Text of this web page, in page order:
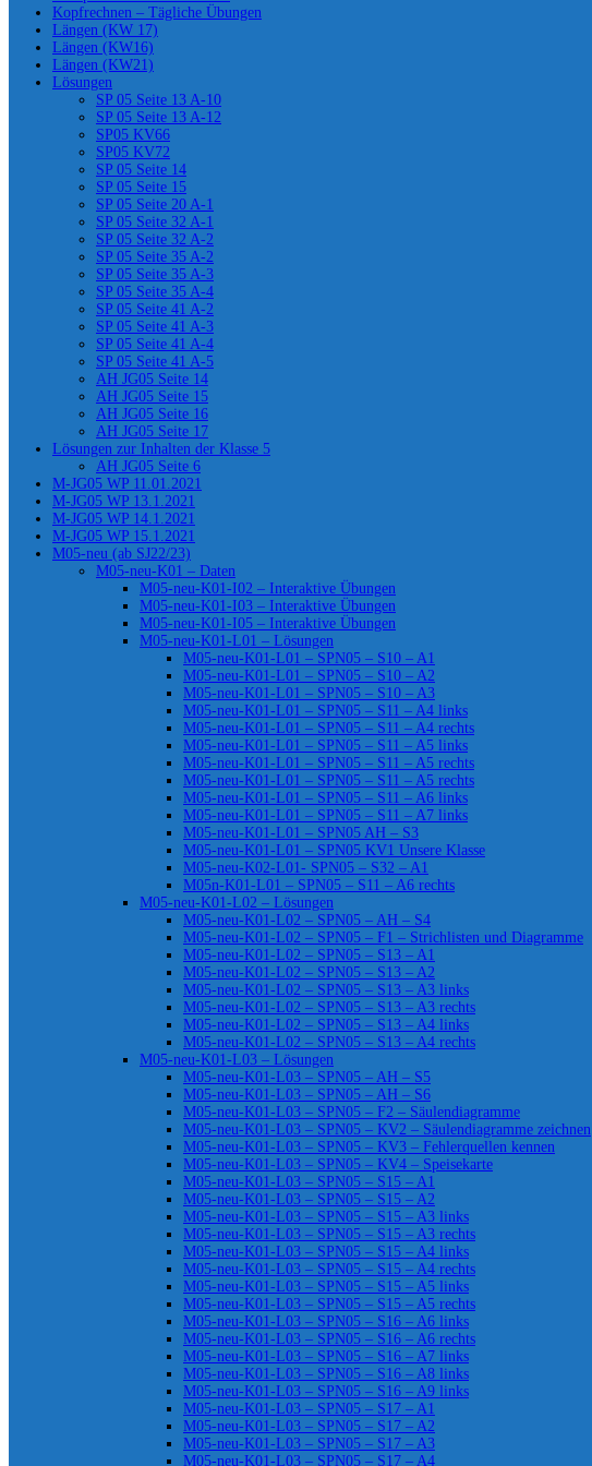
Kopfrechnen – Tägliche Übungen
Längen (KW 17)
Längen (KW16)
Längen (KW21)
Lösungen
SP 05 Seite 13 A-10
SP 05 Seite 13 A-12
SP05 KV66
SP05 KV72
SP 05 Seite 14
SP 05 Seite 15
SP 05 Seite 20 A-1
SP 05 Seite 32 A-1
SP 05 Seite 32 A-2
SP 05 Seite 35 A-2
SP 05 Seite 35 A-3
SP 05 Seite 35 A-4
SP 05 Seite 41 A-2
SP 05 Seite 41 A-3
SP 05 Seite 41 A-4
SP 05 Seite 41 A-5
AH JG05 Seite 14
AH JG05 Seite 15
AH JG05 Seite 16
AH JG05 Seite 17
Lösungen zur Inhalten der Klasse 5
AH JG05 Seite 6
M-JG05 WP 11.01.2021
M-JG05 WP 13.1.2021
M-JG05 WP 14.1.2021
M-JG05 WP 15.1.2021
M05-neu (ab SJ22/23)
M05-neu-K01 – Daten
M05-neu-K01-I02 – Interaktive Übungen
M05-neu-K01-I03 – Interaktive Übungen
M05-neu-K01-I05 – Interaktive Übungen
M05-neu-K01-L01 – Lösungen
M05-neu-K01-L01 – SPN05 – S10 – A1
M05-neu-K01-L01 – SPN05 – S10 – A2
M05-neu-K01-L01 – SPN05 – S10 – A3
M05-neu-K01-L01 – SPN05 – S11 – A4 links
M05-neu-K01-L01 – SPN05 – S11 – A4 rechts
M05-neu-K01-L01 – SPN05 – S11 – A5 links
M05-neu-K01-L01 – SPN05 – S11 – A5 rechts
M05-neu-K01-L01 – SPN05 – S11 – A5 rechts
M05-neu-K01-L01 – SPN05 – S11 – A6 links
M05-neu-K01-L01 – SPN05 – S11 – A7 links
M05-neu-K01-L01 – SPN05 AH – S3
M05-neu-K01-L01 – SPN05 KV1 Unsere Klasse
M05-neu-K02-L01- SPN05 – S32 – A1
M05n-K01-L01 – SPN05 – S11 – A6 rechts
M05-neu-K01-L02 – Lösungen
M05-neu-K01-L02 – SPN05 – AH – S4
M05-neu-K01-L02 – SPN05 – F1 – Strichlisten und Diagramme
M05-neu-K01-L02 – SPN05 – S13 – A1
M05-neu-K01-L02 – SPN05 – S13 – A2
M05-neu-K01-L02 – SPN05 – S13 – A3 links
M05-neu-K01-L02 – SPN05 – S13 – A3 rechts
M05-neu-K01-L02 – SPN05 – S13 – A4 links
M05-neu-K01-L02 – SPN05 – S13 – A4 rechts
M05-neu-K01-L03 – Lösungen
M05-neu-K01-L03 – SPN05 – AH – S5
M05-neu-K01-L03 – SPN05 – AH – S6
M05-neu-K01-L03 – SPN05 – F2 – Säulendiagramme
M05-neu-K01-L03 – SPN05 – KV2 – Säulendiagramme zeichnen
M05-neu-K01-L03 – SPN05 – KV3 – Fehlerquellen kennen
M05-neu-K01-L03 – SPN05 – KV4 – Speisekarte
M05-neu-K01-L03 – SPN05 – S15 – A1
M05-neu-K01-L03 – SPN05 – S15 – A2
M05-neu-K01-L03 – SPN05 – S15 – A3 links
M05-neu-K01-L03 – SPN05 – S15 – A3 rechts
M05-neu-K01-L03 – SPN05 – S15 – A4 links
M05-neu-K01-L03 – SPN05 – S15 – A4 rechts
M05-neu-K01-L03 – SPN05 – S15 – A5 links
M05-neu-K01-L03 – SPN05 – S15 – A5 rechts
M05-neu-K01-L03 – SPN05 – S16 – A6 links
M05-neu-K01-L03 – SPN05 – S16 – A6 rechts
M05-neu-K01-L03 – SPN05 – S16 – A7 links
M05-neu-K01-L03 – SPN05 – S16 – A8 links
M05-neu-K01-L03 – SPN05 – S16 – A9 links
M05-neu-K01-L03 – SPN05 – S17 – A1
M05-neu-K01-L03 – SPN05 – S17 – A2
M05-neu-K01-L03 – SPN05 – S17 – A3
M05-neu-K01-L03 – SPN05 – S17 – A4